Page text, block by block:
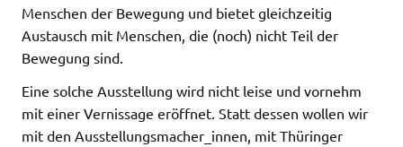
Menschen der Bewegung und bietet gleichzeitig
Austausch mit Menschen, die (noch) nicht Teil der
Bewegung sind.
Eine solche Ausstellung wird nicht leise und vornehm
mit einer Vernissage eröffnet. Statt dessen wollen wir
mit den Ausstellungsmacher_innen, mit Thüringer